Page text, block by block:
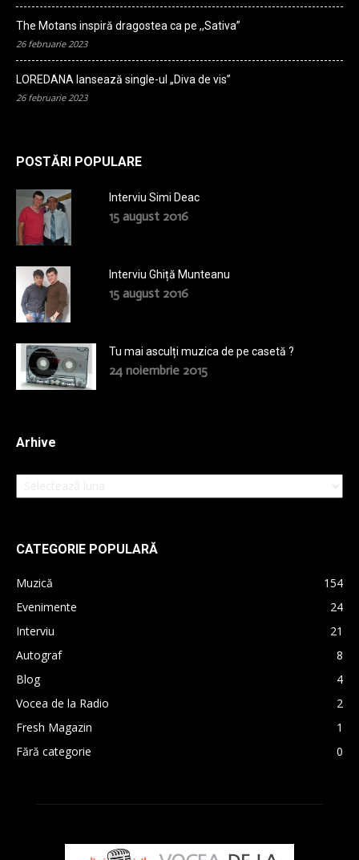
The Motans inspiră dragostea ca pe ,,Sativa”
26 februarie 2023
LOREDANA lansează single-ul „Diva de vis”
26 februarie 2023
POSTĂRI POPULARE
Interviu Simi Deac
15 august 2016
Interviu Ghiță Munteanu
15 august 2016
Tu mai asculți muzica de pe casetă ?
24 noiembrie 2015
Arhive
Arhive
CATEGORIE POPULARĂ
Muzică
154
Evenimente
24
Interviu
21
Autograf
8
Blog
4
Vocea de la Radio
2
Fresh Magazin
1
Fără categorie
0